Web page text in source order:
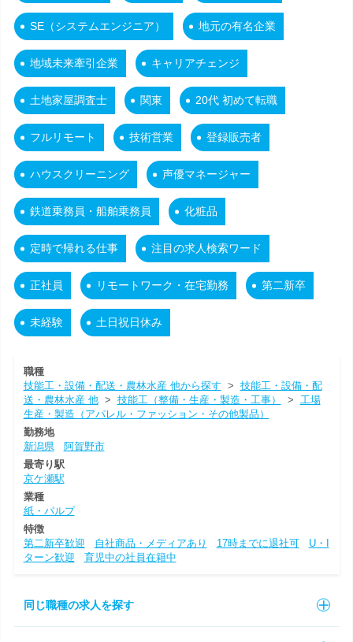
SE（システムエンジニア） 地元の有名企業
地域未来牽引企業 キャリアチェンジ
土地家屋調査士 関東 20代 初めて転職
フルリモート 技術営業 登録販売者
ハウスクリーニング 声優マネージャー
鉄道乗務員・船舶乗務員 化粧品
定時で帰れる仕事 注目の求人検索ワード
正社員 リモートワーク・在宅勤務 第二新卒
未経験 土日祝日休み
職種
技能工・設備・配送・農林水産 他から探す > 技能工・設備・配
送・農林水産 他> 技能工（整備・生産・製造・工事） > 工場
生産・製造（アパレル・ファッション・その他製品）
勤務地
新潟県
阿賀野市
最寄り駅
京ケ瀬駅
業種
紙・パルプ
特徴
第二新卒歓迎
自社商品・メディアあり 17時までに退社可
U・I
ターン歓迎
育児中の社員在籍中
同じ職種の求人を探す